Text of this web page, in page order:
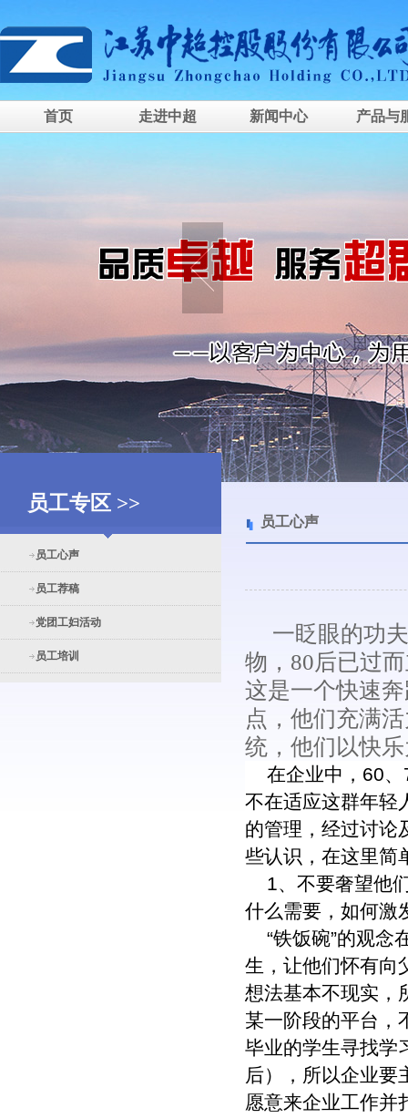
首页 走进中超 新闻中心 产品与
员工专区 >>
员工心声
员工荐稿
党团工妇活动
员工培训
员工心声
一眨眼的功夫
物，80后已过
这是一个快速
点，他们充满
统，他们以快
在企业中，60、
不在适应这群年轻
的管理，经过讨论
些认识，在这里简
1、不要奢望他
什么需要，如何激
“铁饭碗”的观念
生，让他们怀有向
想法基本不现实，
某一阶段的平台，
毕业的学生寻找学
后），所以企业要
愿意来企业工作并